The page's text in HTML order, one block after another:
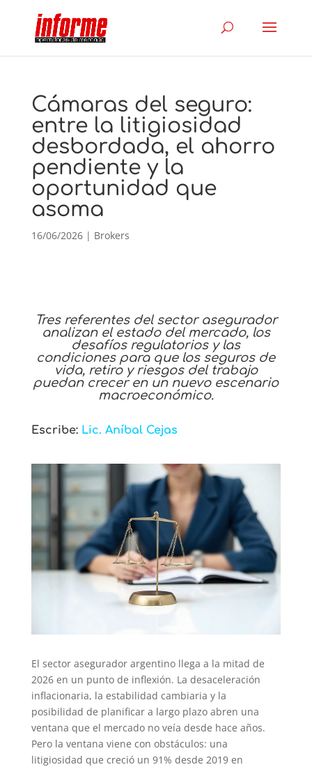
Cámaras del seguro:
entre la litigiosidad
desbordada, el ahorro
pendiente y la
oportunidad que
asoma
16/06/2026| Brokers
Tres referentes del sector asegurador
analizan el estado del mercado, los
desafíos regulatorios y las
condiciones para que los seguros de
vida, retiro y riesgos del trabajo
puedan crecer en un nuevo escenario
macroeconómico.
Escribe: Lic. Aníbal Cejas
El sector asegurador argentino llega a la mitad de
2026 en un punto de inflexión. La desaceleración
inflacionaria, la estabilidad cambiaria y la
posibilidad de planificar a largo plazo abren una
ventana que el mercado no veía desde hace años.
Pero la ventana viene con obstáculos: una
litigiosidad que creció un 91% desde 2019 en